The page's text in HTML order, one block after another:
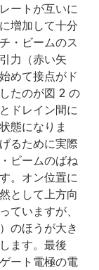
ートが互いに
増加して十分
・ビームのス
力（赤い矢
めて接点がド
たのが図 2 の
ドレイン間に
態になりま
るために実際
ビームのばね
。オン位置に
として上方向
ていますが、
のほうが大き
ます。最後
ート電極の電